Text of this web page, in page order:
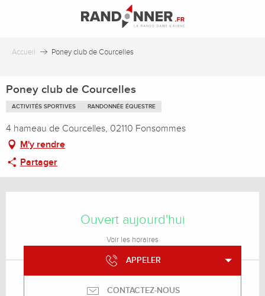
principal
Accueil Poney club de Courcelles
Poney club de Courcelles
ACTIVITÉS SPORTIVES RANDONNÉE ÉQUESTRE
4 hameau de Courcelles, 02110 Fonsommes
M'y rendre
Partager
Ouvert aujourd'hui
Voir les horaires
APPELER
CONTACTEZ-NOUS